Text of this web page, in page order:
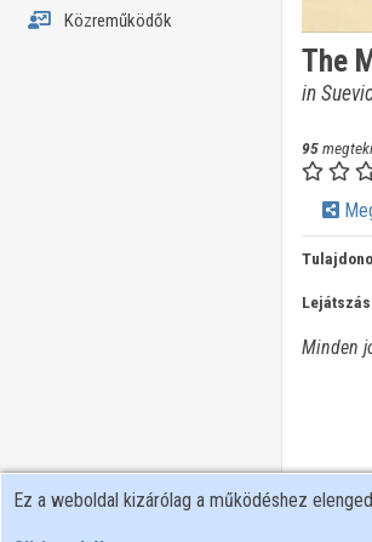
Közreműködők
The
in
95
Minden
Ez a weboldal kizárólag a működéshez